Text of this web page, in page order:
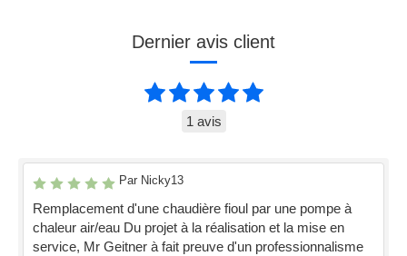
Dernier avis client
1 avis
Par Nicky13
Remplacement d'une chaudière fioul par une pompe à
chaleur air/eau Du projet à la réalisation et la mise en
service, Mr Geitner à fait preuve d'un professionnalisme